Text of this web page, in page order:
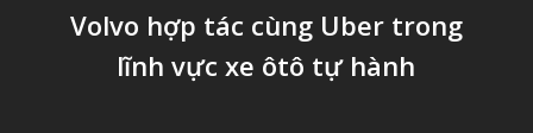
Volvo hợp tác cùng Uber trong
lĩnh vực xe ôtô tự hành